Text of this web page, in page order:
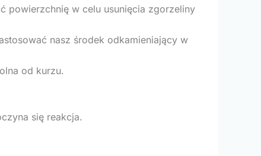
powierzchnię w celu usunięcia zgorzeliny
nasz środek odkamieniający w
od kurzu.
się reakcja.